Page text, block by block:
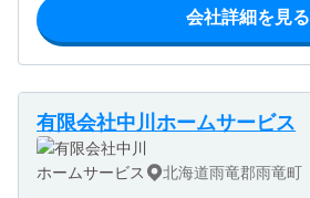
会社詳細を見る
有限会社中川ホームサービス
北海道雨竜郡雨竜町